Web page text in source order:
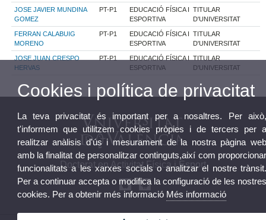
JOSE JAVIER MUNDINA
GOMEZ
PT-P1
EDUCACIÓ FÍSICA I
ESPORTIVA
TITULAR
D'UNIVERSITAT
FERRAN CALABUIG
MORENO
PT-P1
EDUCACIÓ FÍSICA I
ESPORTIVA
TITULAR
D'UNIVERSITAT
JOSE JUAN CRESPO
HERVAS
PT-P1
EDUCACIÓ FÍSICA I
ESPORTIVA
TITULAR
D'UNIVERSITAT
Doctorat en Activitat Física i Esport
Cookies i política de privacitat
La teva privacitat és important per a nosaltres. Per
t'informem que utilitzem cookies pròpies i de tercers per
realitzar anàlisis d'ús i mesurament de la nostra pàgina
amb la finalitat de personalitzar continguts,així com
funcionalitats a les xarxes socials o analitzar el nostre
Per a continuar accepta o modifica la configuració de les
cookies. Per a obtenir més informació Més informació